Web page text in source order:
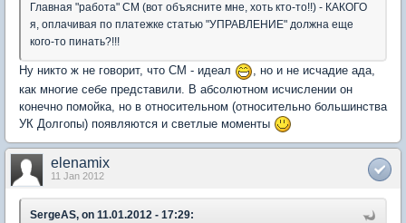
Главная "работа" СМ (вот объясните мне, хоть кто-то!!) - КАКОГО
я, оплачивая по платежке статью "УПРАВЛЕНИЕ" должна еще
кого-то пинать?!!!
Ну никто ж не говорит, что СМ - идеал
, но и не исчадие ада,
как многие себе представили. В абсолютном исчислении он
конечно помойка, но в относительном (относительно большинства
УК Долгопы) появляются и светлые моменты
elenamix
11 Jan 2012
SergeAS, on 11.01.2012 - 17:29: